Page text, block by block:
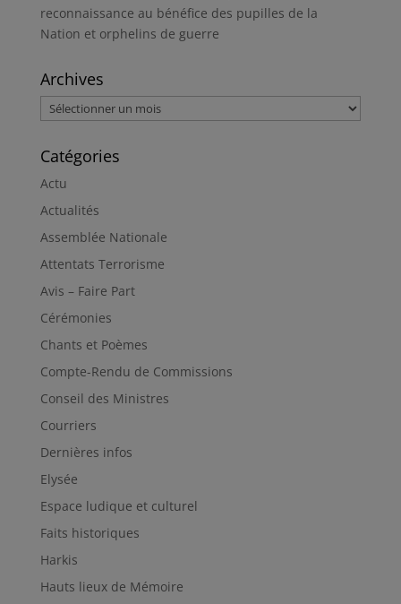
reconnaissance au bénéfice des pupilles de la
Nation et orphelins de guerre
Archives
Archives
Catégories
Actu
Actualités
Assemblée Nationale
Attentats Terrorisme
Avis – Faire Part
Cérémonies
Chants et Poèmes
Compte-Rendu de Commissions
Conseil des Ministres
Courriers
Dernières infos
Elysée
Espace ludique et culturel
Faits historiques
Harkis
Hauts lieux de Mémoire